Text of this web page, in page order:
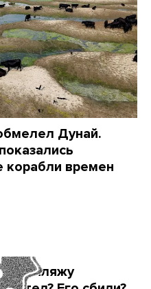
Дунай.
корабли времен
по пляжу